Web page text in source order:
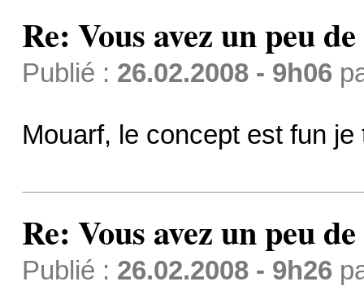
Re: Vous avez un peu
Publié : 26.02.2008 - 9h06
Mouarf, le concept est fun
Re: Vous avez un peu
Publié : 26.02.2008 - 9h26